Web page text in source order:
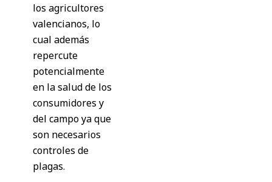
los agricultores
valencianos, lo
cual además
repercute
potencialmente
en la salud de los
consumidores y
del campo ya que
son necesarios
controles de
plagas.